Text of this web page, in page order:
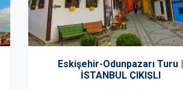
Eskişehir-Odunpazarı Turu |
İSTANBUL ÇIKIŞLI